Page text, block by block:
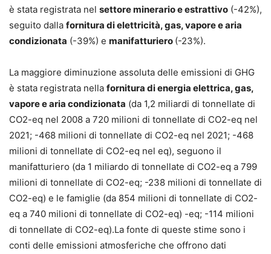
è stata registrata nel settore minerario e estrattivo (-42%),
seguito dalla fornitura di elettricità, gas, vapore e aria
condizionata (-39%) e manifatturiero (-23%).
La maggiore diminuzione assoluta delle emissioni di GHG
è stata registrata nella fornitura di energia elettrica, gas,
vapore e aria condizionata (da 1,2 miliardi di tonnellate di
CO2-eq nel 2008 a 720 milioni di tonnellate di CO2-eq nel
2021; -468 milioni di tonnellate di CO2-eq nel 2021; -468
milioni di tonnellate di CO2-eq nel eq), seguono il
manifatturiero (da 1 miliardo di tonnellate di CO2-eq a 799
milioni di tonnellate di CO2-eq; -238 milioni di tonnellate di
CO2-eq) e le famiglie (da 854 milioni di tonnellate di CO2-
eq a 740 milioni di tonnellate di CO2-eq) -eq; -114 milioni
di tonnellate di CO2-eq).La fonte di queste stime sono i
conti delle emissioni atmosferiche che offrono dati